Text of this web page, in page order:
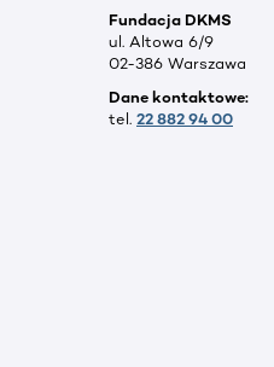
Fundacja DKMS
ul. Altowa 6/9
02-386 Warszawa
Dane kontaktowe:
tel. 22 882 94 00